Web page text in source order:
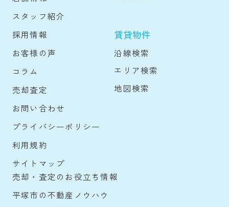
スタッフ紹介
採用情報
お客様の声
コラム
売却査定
お問い合わせ
プライバシーポリシー
利用規約
サイトマップ
賃貸物件
沿線検索
エリア検索
地図検索
売却・査定のお役立ち情報
平塚市の不動産ノウハウ